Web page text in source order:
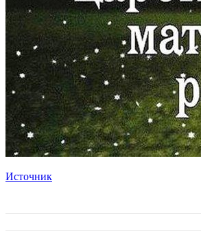
Источник